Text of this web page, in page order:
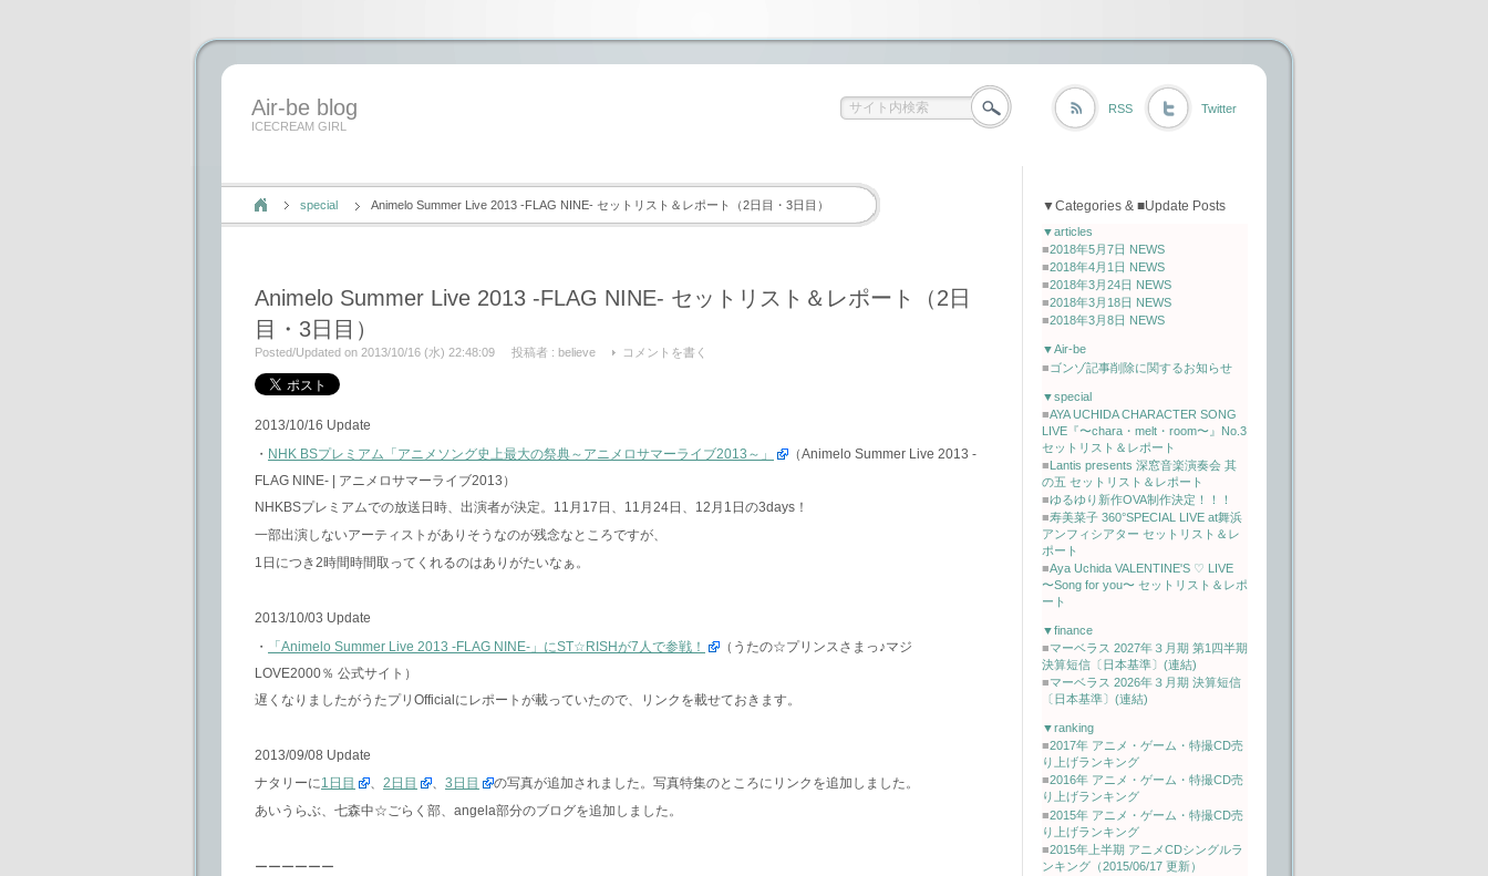
Air-be blog
ICECREAM GIRL
RSS Twitter
special Animelo Summer Live 2013 -FLAG NINE- セットリスト＆レポート（2日目・3日目）
Animelo Summer Live 2013 -FLAG NINE- セットリスト＆レポート（2日
目・3日目）
Posted/Updated on 2013/10/16 (水) 22:48:09 投稿者 : believe コメントを書く
2013/10/16 Update
・ NHK BSプレミアム「アニメソング史上最大の祭典～アニメロサマーライブ2013～」
（Animelo Summer Live 2013 -
FLAG NINE- | アニメロサマーライブ2013）
NHKBSプレミアムでの放送日時、出演者が決定。11月17日、11月24日、12月1日の3days！
一部出演しないアーティストがありそうなのが残念なところですが、
1日につき2時間時間取ってくれるのはありがたいなぁ。
2013/10/03 Update
・
「Animelo Summer Live 2013 -FLAG NINE-」にST☆RISHが7人で参戦！
（うたの☆プリンスさまっ♪マジ
LOVE2000％ 公式サイト）
遅くなりましたがうたプリOfficialにレポートが載っていたので、リンクを載せておきます。
2013/09/08 Update
ナタリーに1日目 、 2日目 、 3日目
の写真が追加されました。写真特集のところにリンクを追加しました。
あいうらぶ、七森中☆ごらく部、angela部分のブログを追加しました。
ーーーーーー
▼Categories & ■Update Posts
▼articles
■2018年5月7日 NEWS
■2018年4月1日 NEWS
■2018年3月24日 NEWS
■2018年3月18日 NEWS
■2018年3月8日 NEWS
▼Air-be
■ゴンゾ記事削除に関するお知らせ
▼special
■AYA UCHIDA CHARACTER SONG
LIVE『〜chara・melt・room〜』No.3
セットリスト＆レポート
■Lantis presents 深窓音楽演奏会 其
の五 セットリスト＆レポート
■ゆるゆり新作OVA制作決定！！！
■寿美菜子 360°SPECIAL LIVE at舞浜
アンフィシアター セットリスト＆レ
ポート
■Aya Uchida VALENTINE'S ♡ LIVE
〜Song for you〜 セットリスト＆レポ
ート
▼finance
■マーベラス 2027年３月期 第1四半期
決算短信〔日本基準〕(連結)
■マーベラス 2026年３月期 決算短信
〔日本基準〕(連結)
▼ranking
■2017年 アニメ・ゲーム・特撮CD売
り上げランキング
■2016年 アニメ・ゲーム・特撮CD売
り上げランキング
■2015年 アニメ・ゲーム・特撮CD売
り上げランキング
■2015年上半期 アニメCDシングルラ
ンキング（2015/06/17 更新）